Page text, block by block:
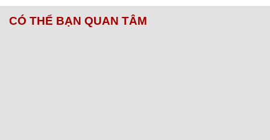
CÓ THỂ BẠN QUAN TÂM